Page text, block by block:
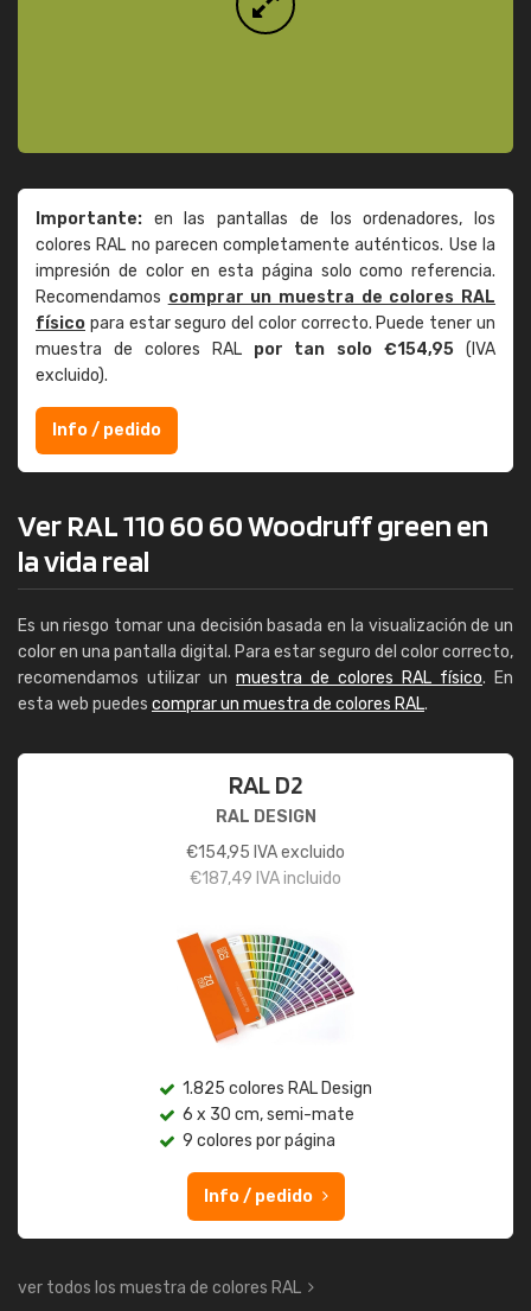
Importante: en las pantallas de los ordenadores, los
colores RAL no parecen completamente auténticos. Use la
impresión de color en esta página solo como referencia.
Recomendamos comprar un muestra de colores RAL
físico para estar seguro del color correcto. Puede tener un
muestra de colores RAL por tan solo €154,95 (IVA
excluido).
Info / pedido
Ver RAL 110 60 60 Woodruff green en
la vida real
Es un riesgo tomar una decisión basada en la visualización de un
color en una pantalla digital. Para estar seguro del color correcto,
recomendamos utilizar un muestra de colores RAL físico. En
esta web puedes comprar un muestra de colores RAL.
RAL D2
RAL DESIGN
€154,95 IVA excluido
€187,49 IVA incluido
1.825 colores RAL Design
6 x 30 cm, semi-mate
9 colores por página
Info / pedido
ver todos los muestra de colores RAL